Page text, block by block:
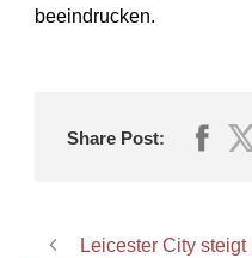
beeindrucken.
Share Post:
Leicester City